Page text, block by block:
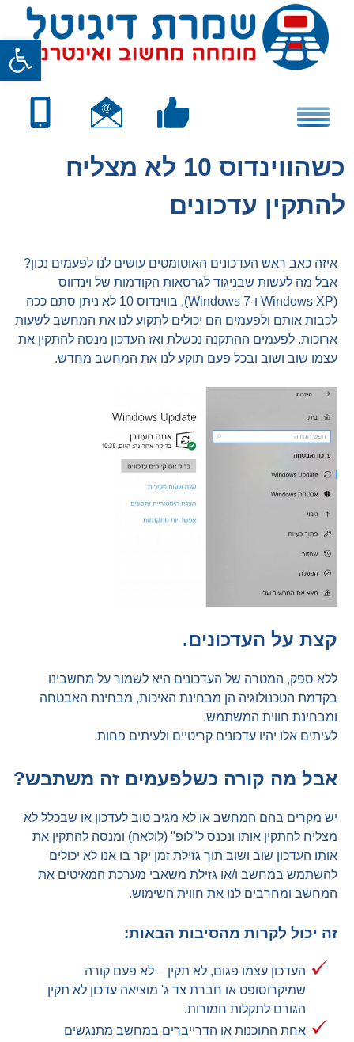
content
כשהווינדוס 10 לא מצליח
להתקין עדכונים
איזה כאב ראש העדכונים האוטומטים עושים לנו לפעמים נכון?
אבל מה לעשות שבניגוד לגרסאות הקודמות של וינדווס
(Windows XP ו-Windows 7), בווינדוס 10 לא ניתן סתם ככה
לכבות אותם ולפעמים הם יכולים לתקוע לנו את המחשב לשעות
ארוכות. לפעמים ההתקנה נכשלת ואז העדכון מנסה להתקין את
עצמו שוב ושוב ובכל פעם תוקע לנו את המחשב מחדש.
קצת על העדכונים.
ללא ספק, המטרה של העדכונים היא לשמור על מחשבינו
בקדמת הטכנולוגיה הן מבחינת האיכות, מבחינת האבטחה
ומבחינת חווית המשתמש.
לעיתים אלו יהיו עדכונים קריטיים ולעיתים פחות.
אבל מה קורה כשלפעמים זה משתבש?
יש מקרים בהם המחשב או לא מגיב טוב לעדכון או שבכלל לא
מצליח להתקין אותו ונכנס ל"לופ" (לולאה) ומנסה להתקין את
אותו העדכון שוב ושוב תוך גזילת זמן יקר בו אנו לא יכולים
להשתמש במחשב ו/או גזילת משאבי מערכת המאיטים את
המחשב ומחרבים לנו את חווית השימוש.
זה יכול לקרות מהסיבות הבאות:
העדכון עצמו פגום, לא תקין – לא פעם קורה
שמיקרוסופט או חברת צד ג' מוציאה עדכון לא תקין
הגורם לתקלות חמורות.
אחת התוכנות או הדרייברים במחשב מתנגשים
פתח